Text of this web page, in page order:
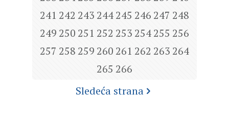
241 242 243 244245 246 247 248
249 250 251 252 253 254255 256
257 258 259 260 261 262 263 264
265 266
Sledeća strana